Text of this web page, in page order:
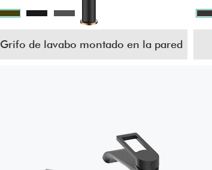
Grifo de lavabo montado en la pared